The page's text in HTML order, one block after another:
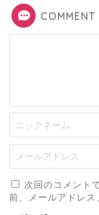
COMMENT
次回のコメント
前、メールアドレス